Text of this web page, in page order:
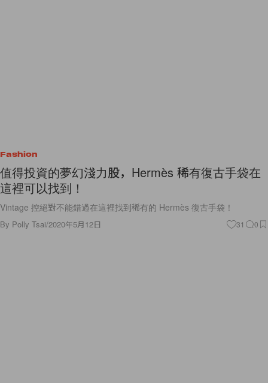
Fashion
值得投資的夢幻淺力股，Hermès 稀有復古手袋在
這裡可以找到！
Vintage 控絕對不能錯過在這裡找到稀有的 Hermès 復古手袋！
By Polly Tsai/2020年5月12日 31 0